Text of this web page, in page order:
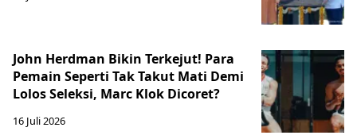
John Herdman Bikin Terkejut! Para
Pemain Seperti Tak Takut Mati Demi
Lolos Seleksi, Marc Klok Dicoret?
16 Juli 2026